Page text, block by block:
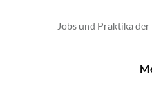
Jobs und Praktika